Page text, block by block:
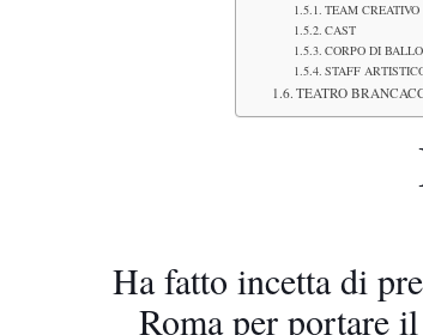
TEAM CREATIVO
CAST
CORPO DI BALLO
STAFF
TEATRO
Ha fatto incetta di
Roma per portare